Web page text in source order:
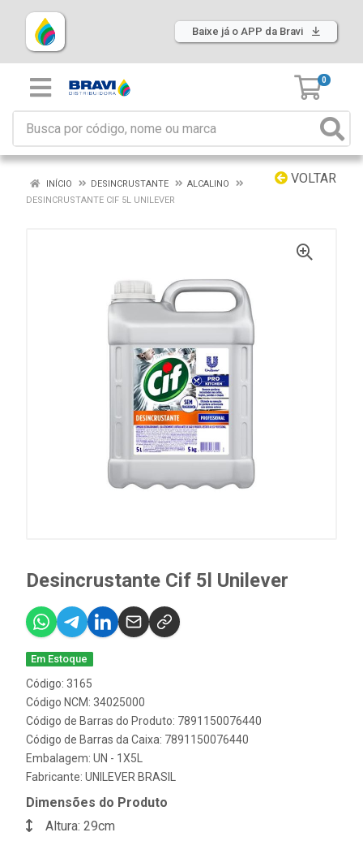
Baixe já o APP da Bravi
0
VOLTAR
INÍCIO DESINCRUSTANTE
ALCALINO
DESINCRUSTANTE CIF 5L UNILEVER
Desincrustante Cif 5l Unilever
Em Estoque
Código: 3165
Código NCM: 34025000
Código de Barras do Produto: 7891150076440
Código de Barras da Caixa: 7891150076440
Embalagem: UN - 1X5L
Fabricante: UNILEVER BRASIL
Dimensões do Produto
Altura: 29cm